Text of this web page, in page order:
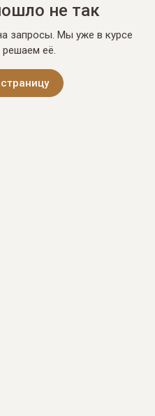
не так
запросы. Мы уже в курсе
её.